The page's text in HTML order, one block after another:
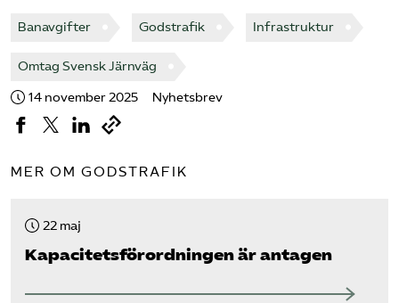
Banavgifter Godstrafik Infrastruktur
Omtag Svensk Järnväg
14 november 2025 Nyhetsbrev
MER OM GODSTRAFIK
22 maj
Kapacitets­förordningen är antagen